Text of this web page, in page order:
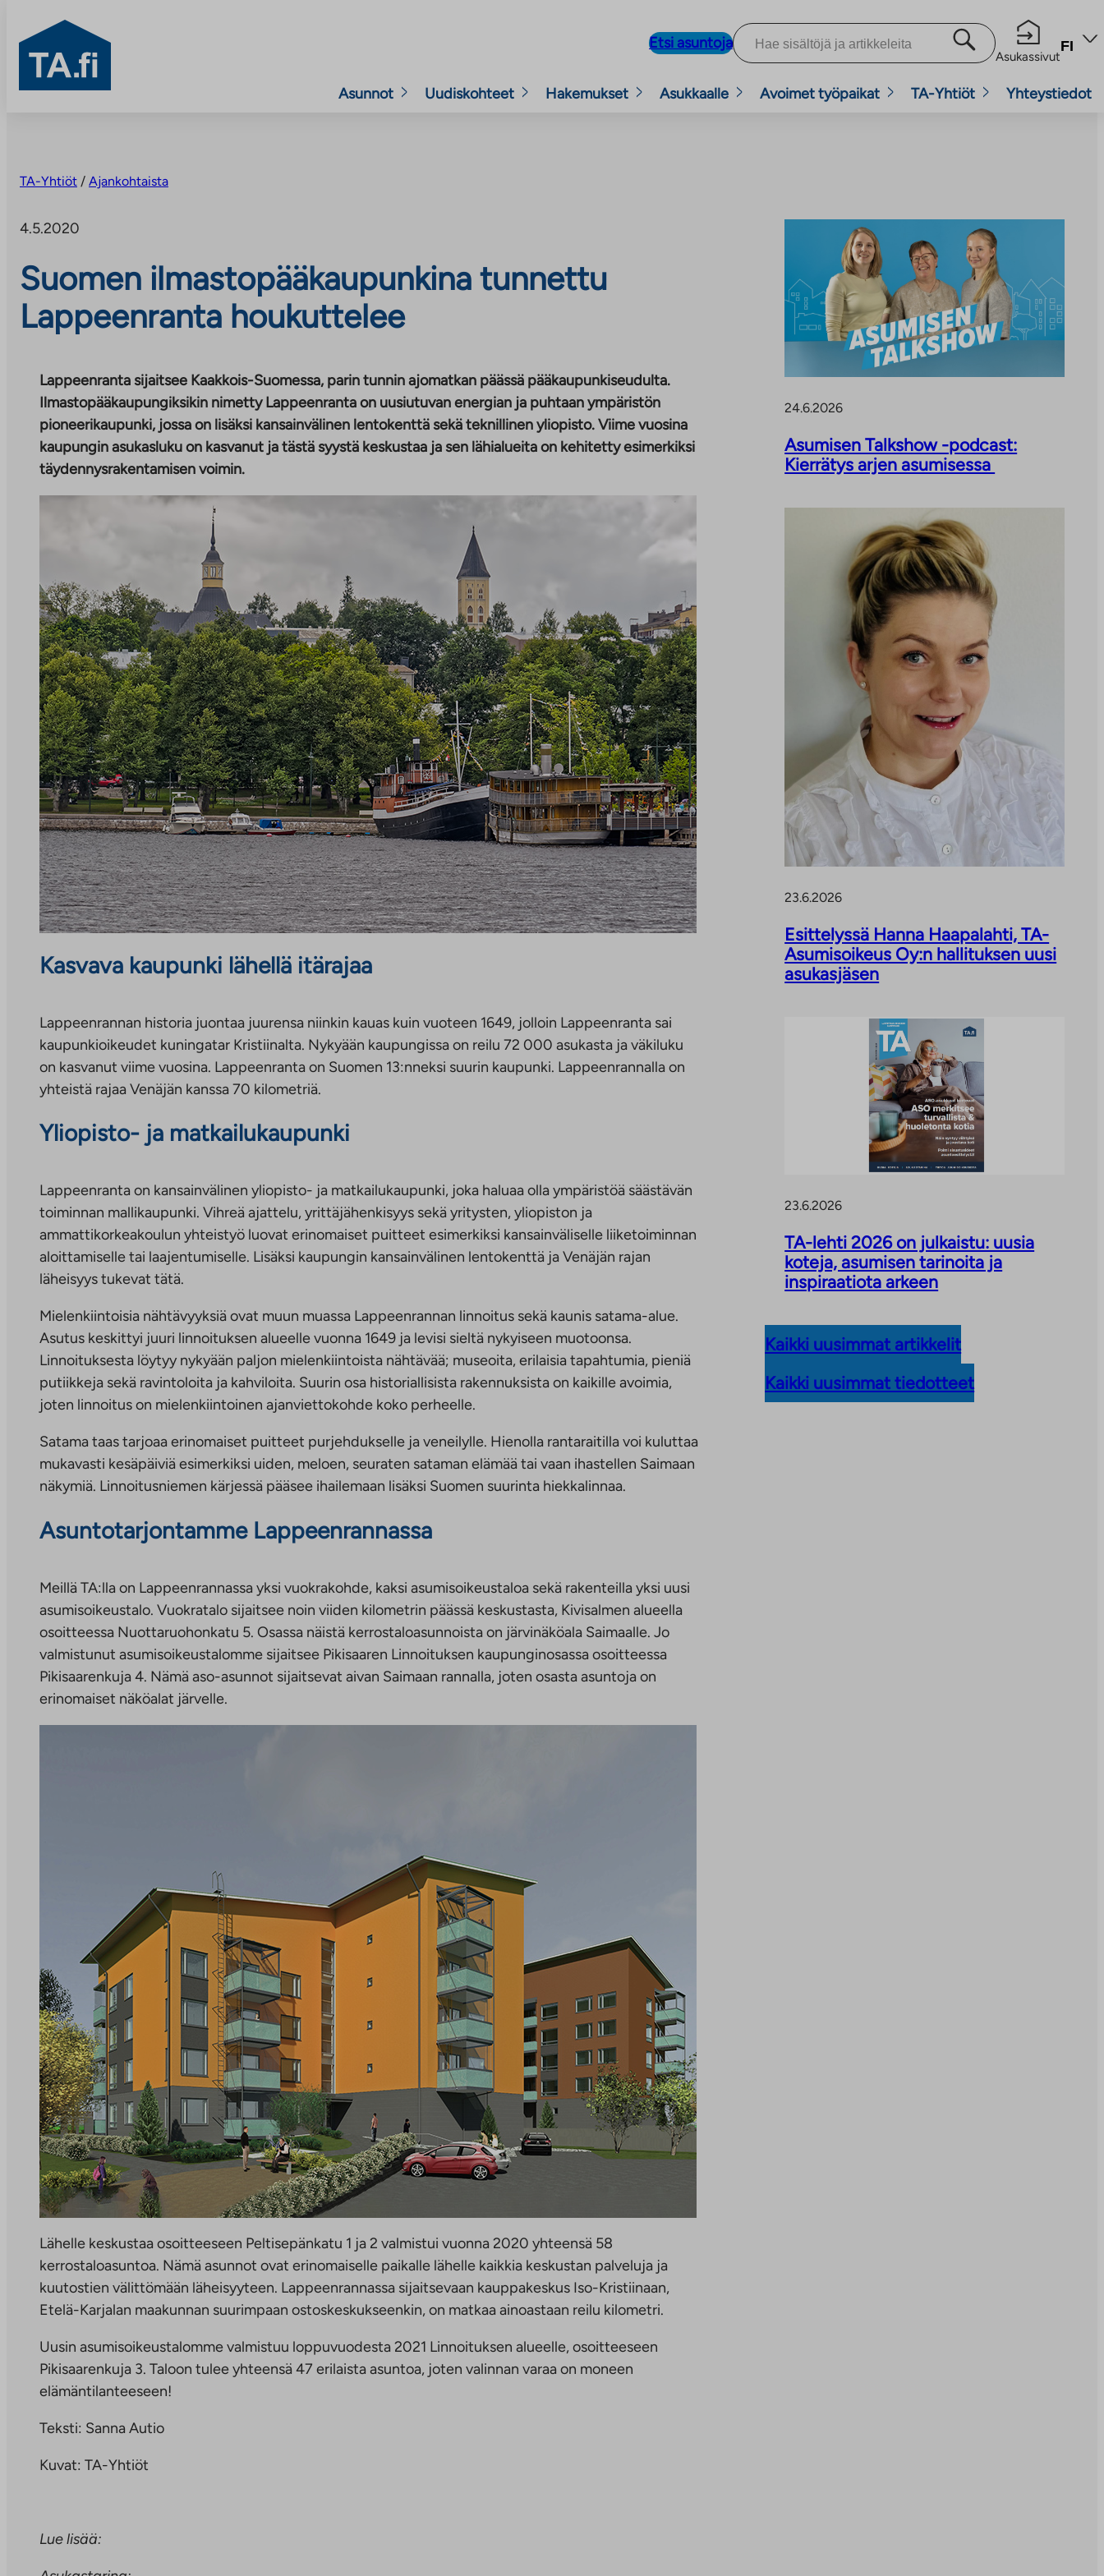
TA.fi
Etsi asuntoja
Asukassivut
FI
Asunnot Uudiskohteet Hakemukset Asukkaalle Avoimet työpaikat TA-Yhtiöt Yhteystiedot
TA-Yhtiöt / Ajankohtaista
4.5.2020
Suomen ilmastopääkaupunkina tunnettu
Lappeenranta houkuttelee
Lappeenranta sijaitsee Kaakkois-Suomessa, parin tunnin ajomatkan päässä pääkaupunkiseudulta.
Ilmastopääkaupungiksikin nimetty Lappeenranta on uusiutuvan energian ja puhtaan ympäristön
pioneerikaupunki, jossa on lisäksi kansainvälinen lentokenttä sekä teknillinen yliopisto. Viime vuosina
kaupungin asukasluku on kasvanut ja tästä syystä keskustaa ja sen lähialueita on kehitetty esimerkiksi
täydennysrakentamisen voimin.
Kasvava kaupunki lähellä itärajaa
Lappeenrannan historia juontaa juurensa niinkin kauas kuin vuoteen 1649, jolloin Lappeenranta sai
kaupunkioikeudet kuningatar Kristiinalta. Nykyään kaupungissa on reilu 72 000 asukasta ja väkiluku
on kasvanut viime vuosina. Lappeenranta on Suomen 13:nneksi suurin kaupunki. Lappeenrannalla on
yhteistä rajaa Venäjän kanssa 70 kilometriä.
Yliopisto- ja matkailukaupunki
Lappeenranta on kansainvälinen yliopisto- ja matkailukaupunki, joka haluaa olla ympäristöä säästävän
toiminnan mallikaupunki. Vihreä ajattelu, yrittäjähenkisyys sekä yritysten, yliopiston ja
ammattikorkeakoulun yhteistyö luovat erinomaiset puitteet esimerkiksi kansainväliselle liiketoiminnan
aloittamiselle tai laajentumiselle. Lisäksi kaupungin kansainvälinen lentokenttä ja Venäjän rajan
läheisyys tukevat tätä.
Mielenkiintoisia nähtävyyksiä ovat muun muassa Lappeenrannan linnoitus sekä kaunis satama-alue.
Asutus keskittyi juuri linnoituksen alueelle vuonna 1649 ja levisi sieltä nykyiseen muotoonsa.
Linnoituksesta löytyy nykyään paljon mielenkiintoista nähtävää; museoita, erilaisia tapahtumia, pieniä
putiikkeja sekä ravintoloita ja kahviloita. Suurin osa historiallisista rakennuksista on kaikille avoimia,
joten linnoitus on mielenkiintoinen ajanviettokohde koko perheelle.
Satama taas tarjoaa erinomaiset puitteet purjehdukselle ja veneilylle. Hienolla rantaraitilla voi kuluttaa
mukavasti kesäpäiviä esimerkiksi uiden, meloen, seuraten sataman elämää tai vaan ihastellen Saimaan
näkymiä. Linnoitusniemen kärjessä pääsee ihailemaan lisäksi Suomen suurinta hiekkalinnaa.
Asuntotarjontamme Lappeenrannassa
Meillä TA:lla on Lappeenrannassa yksi vuokrakohde, kaksi asumisoikeustaloa sekä rakenteilla yksi uusi
asumisoikeustalo. Vuokratalo sijaitsee noin viiden kilometrin päässä keskustasta, Kivisalmen alueella
osoitteessa Nuottaruohonkatu 5. Osassa näistä kerrostaloasunnoista on järvinäköala Saimaalle. Jo
valmistunut asumisoikeustalomme sijaitsee Pikisaaren Linnoituksen kaupunginosassa osoitteessa
Pikisaarenkuja 4. Nämä aso-asunnot sijaitsevat aivan Saimaan rannalla, joten osasta asuntoja on
erinomaiset näköalat järvelle.
Lähelle keskustaa osoitteeseen Peltisepänkatu 1 ja 2 valmistui vuonna 2020 yhteensä 58
kerrostaloasuntoa. Nämä asunnot ovat erinomaiselle paikalle lähelle kaikkia keskustan palveluja ja
kuutostien välittömään läheisyyteen. Lappeenrannassa sijaitsevaan kauppakeskus Iso-Kristiinaan,
Etelä-Karjalan maakunnan suurimpaan ostoskeskukseenkin, on matkaa ainoastaan reilu kilometri.
Uusin asumisoikeustalomme valmistuu loppuvuodesta 2021 Linnoituksen alueelle, osoitteeseen
Pikisaarenkuja 3. Taloon tulee yhteensä 47 erilaista asuntoa, joten valinnan varaa on moneen
elämäntilanteeseen!
Teksti: Sanna Autio
Kuvat: TA-Yhtiöt
Lue lisää:
24.6.2026
Asumisen Talkshow -podcast:
Kierrätys arjen asumisessa
23.6.2026
Esittelyssä Hanna Haapalahti, TA-
Asumisoikeus Oy:n hallituksen uusi
asukasjäsen
23.6.2026
TA-lehti 2026 on julkaistu: uusia
koteja, asumisen tarinoita ja
inspiraatiota arkeen
Kaikki uusimmat artikkelit
Kaikki uusimmat tiedotteet